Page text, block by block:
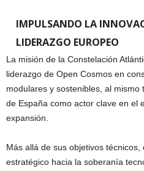
IMPULSANDO LA
LIDERAZGO EUROPEO
La misión de la Constelación
liderazgo de Open Cosmos en
modulares y sostenibles, al
de España como actor clave en el
expansión.
Más allá de sus objetivos
estratégico hacia la soberanía